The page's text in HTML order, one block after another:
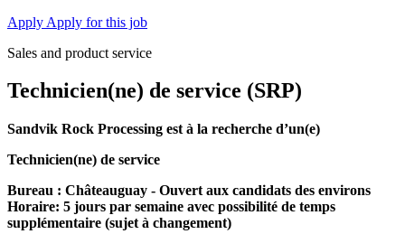
Apply Apply for this job
Sales and product service
Technicien(ne) de service (SRP)
Sandvik Rock Processing est à la recherche d’un(e)
Technicien(ne) de service
Bureau : Châteauguay - Ouvert aux candidats des environs
Horaire: 5 jours par semaine avec possibilité de temps
supplémentaire (sujet à changement)